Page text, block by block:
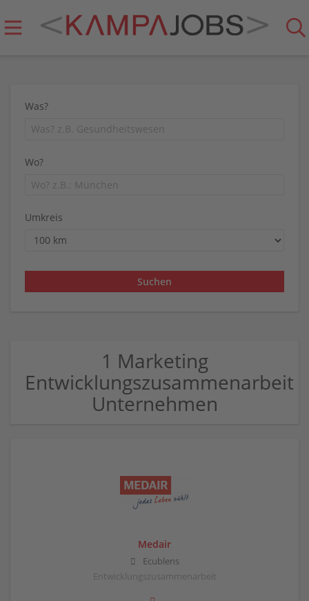
Was?
Wo?
Umkreis
1 Marketing
Entwicklungszusammenarbeit
Unternehmen
Medair
Ecublens
Entwicklungszusammenarbeit